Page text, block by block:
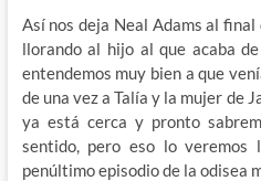
Así nos deja Neal Adams al
llorando al hijo al que acaba
entendemos muy bien a que
de una vez a Talía y la mujer de
ya está cerca y pronto
sentido, pero eso lo veremos
penúltimo episodio de la odisea